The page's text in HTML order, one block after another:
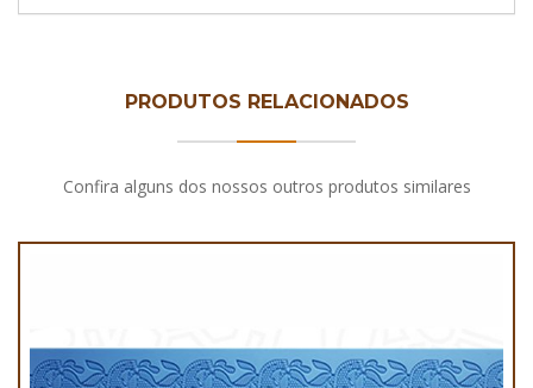
PRODUTOS RELACIONADOS
Confira alguns dos nossos outros produtos similares